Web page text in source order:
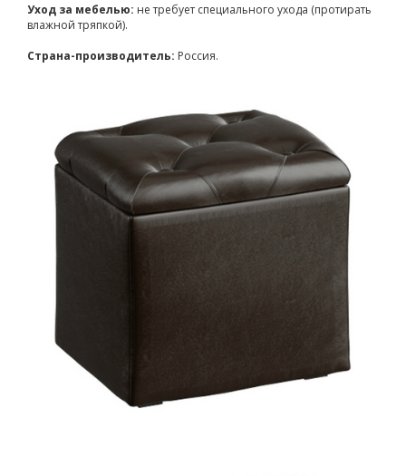
Уход за мебелью: не требует специального ухода (протирать
влажной тряпкой).
Страна-производитель: Россия.